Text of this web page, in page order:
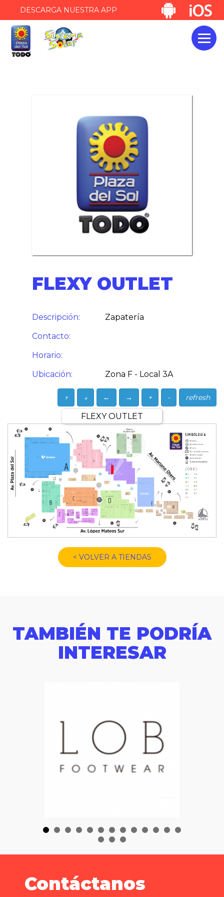
DESCARGA NUESTRA APP
FLEXY OUTLET
Descripción:
Zapatería
Contacto:
Horario:
Ubicación:
Zona F - Local 3A
refresh
-
+
→
←
↓
↑
FLEXY OUTLET
< VOLVER A TIENDAS
TAMBIÉN TE PODRÍA
INTERESAR
Contáctanos